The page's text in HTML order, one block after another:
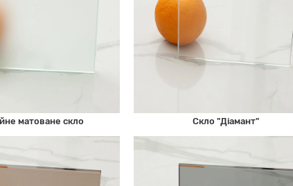
матоване скло Скло "Діамант"